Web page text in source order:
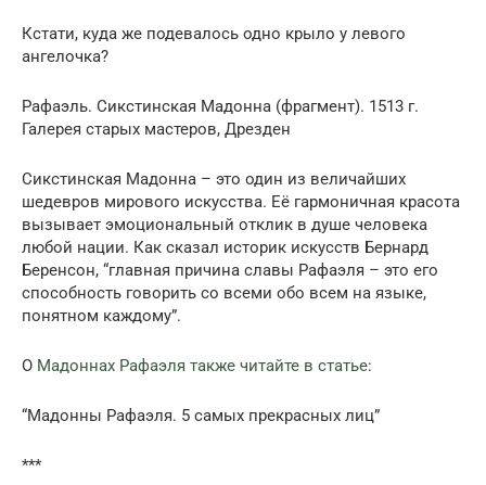
Кстати, куда же подевалось одно крыло у левого
ангелочка?
Рафаэль. Сикстинская Мадонна (фрагмент). 1513 г.
Галерея старых мастеров, Дрезден
Сикстинская Мадонна – это один из величайших
шедевров мирового искусства. Её гармоничная красота
вызывает эмоциональный отклик в душе человека
любой нации. Как сказал историк искусств Бернард
Беренсон, “главная причина славы Рафаэля – это его
способность говорить со всеми обо всем на языке,
понятном каждому”.
О Мадоннах Рафаэля также читайте в статье:
“Мадонны Рафаэля. 5 самых прекрасных лиц”
***